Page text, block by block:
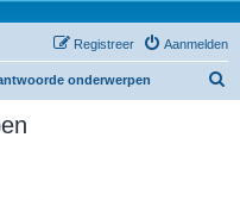
Aanmelden
Registreer
onderwerpen